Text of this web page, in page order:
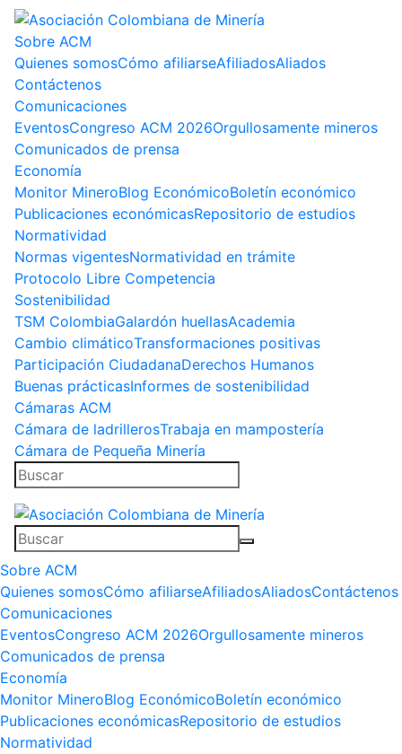
Sobre ACM
Quienes somosCómo afiliarseAfiliadosAliados
Contáctenos
Comunicaciones
EventosCongreso ACM 2026Orgullosamente mineros
Comunicados de prensa
Economía
Monitor MineroBlog EconómicoBoletín económico
Publicaciones económicasRepositorio de estudios
Normatividad
Normas vigentesNormatividad en trámite
Protocolo Libre Competencia
Sostenibilidad
TSM ColombiaGalardón huellasAcademia
Cambio climáticoTransformaciones positivas
Participación CiudadanaDerechos Humanos
Buenas prácticasInformes de sostenibilidad
Cámaras ACM
Cámara de ladrillerosTrabaja en mampostería
Cámara de Pequeña Minería
Sobre ACM
Quienes somosCómo afiliarseAfiliadosAliadosContáctenos
Comunicaciones
EventosCongreso ACM 2026Orgullosamente mineros
Comunicados de prensa
Economía
Monitor MineroBlog EconómicoBoletín económico
Publicaciones económicasRepositorio de estudios
Normatividad